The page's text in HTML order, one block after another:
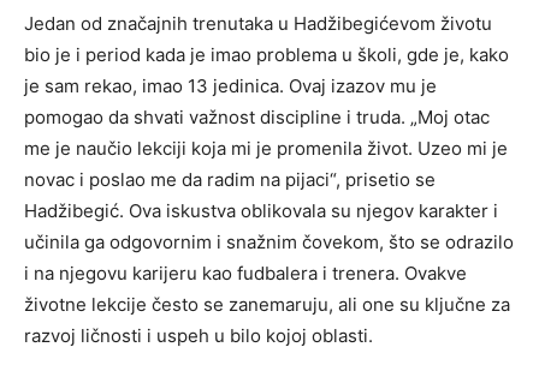
Jedan od značajnih trenutaka u Hadžibegićevom životu
bio je i period kada je imao problema u školi, gde je, kako
je sam rekao, imao 13 jedinica. Ovaj izazov mu je
pomogao da shvati važnost discipline i truda. „Moj otac
me je naučio lekciji koja mi je promenila život. Uzeo mi je
novac i poslao me da radim na pijaci“, prisetio se
Hadžibegić. Ova iskustva oblikovala su njegov karakter i
učinila ga odgovornim i snažnim čovekom, što se odrazilo
i na njegovu karijeru kao fudbalera i trenera. Ovakve
životne lekcije često se zanemaruju, ali one su ključne za
razvoj ličnosti i uspeh u bilo kojoj oblasti.